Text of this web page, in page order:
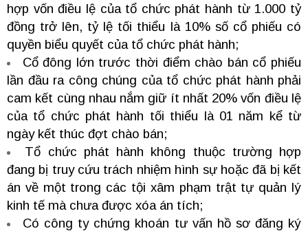
hợp vốn điều lệ của tổ chức phát hành từ 1.000 tỷ
đồng trở lên, tỷ lệ tối thiểu là 10% số cổ phiếu có
quyền biểu quyết của tổ chức phát hành;
Cổ đông lớn trước thời điểm chào bán cổ phiếu
lần đầu ra công chúng của tổ chức phát hành phải
cam kết cùng nhau nắm giữ ít nhất 20% vốn điều lệ
của tổ chức phát hành tối thiểu là 01 năm kể từ
ngày kết thúc đợt chào bán;
Tổ chức phát hành không thuộc trường hợp
đang bị truy cứu trách nhiệm hình sự hoặc đã bị kết
án về một trong các tội xâm phạm trật tự quản lý
kinh tế mà chưa được xóa án tích;
Có công ty chứng khoán tư vấn hồ sơ đăng ký